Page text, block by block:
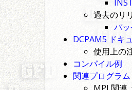
過去のリ
パ
DCPAM5 ドキ
使用上の
コンパイル例
関連プログラ